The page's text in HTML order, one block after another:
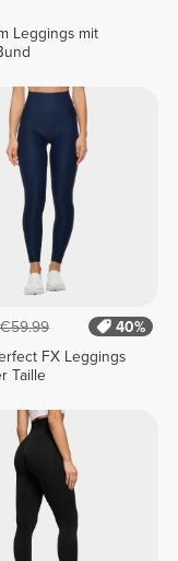
Leggings mit
€59.99
40%
FX Leggings
Taille